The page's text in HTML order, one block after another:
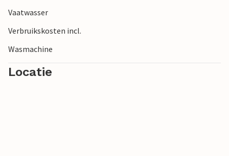
Vaatwasser
Verbruikskosten incl.
Wasmachine
Locatie